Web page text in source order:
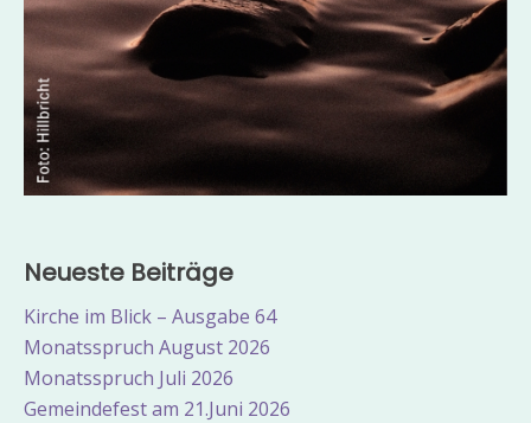
Neueste Beiträge
Kirche im Blick – Ausgabe 64
Monatsspruch August 2026
Monatsspruch Juli 2026
Gemeindefest am 21.Juni 2026